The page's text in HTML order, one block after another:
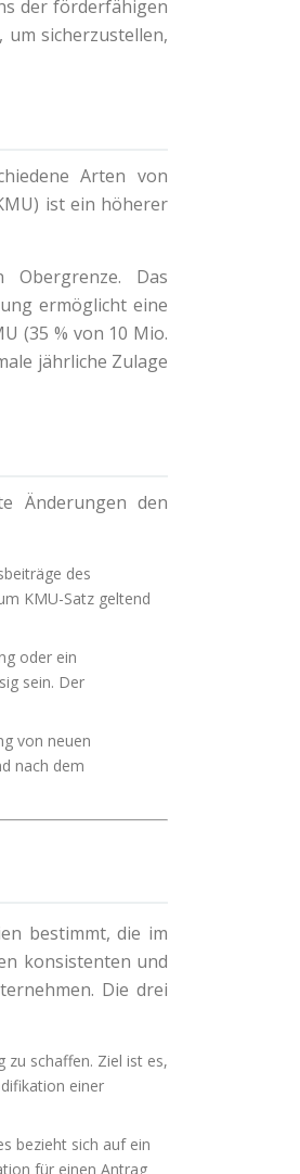
der förderfähigen
um sicherzustellen,
Arten von
ist ein höherer
Das
ermöglicht eine
(35 % von 10 Mio.
jährliche Zulage
Änderungen den
des
KMU-Satz geltend
oder ein
sein. Der
von neuen
nach dem
bestimmt, die im
konsistenten und
Die drei
zu schaffen. Ziel ist es,
einer
bezieht sich auf ein
für einen Antrag